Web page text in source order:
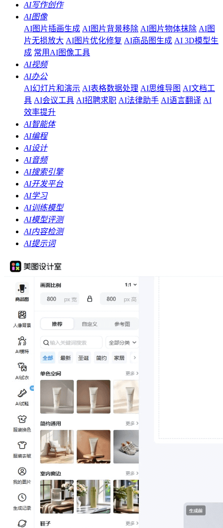
AI写作创作
AI图像
AI图片插画生成 AI图片背景移除 AI图片物体抹除 AI图
片无损放大 AI图片优化修复 AI商品图生成 AI 3D模型生
成 常用AI图像工具
AI视频
AI办公
AI幻灯片和演示 AI表格数据处理 AI思维导图 AI文档工
具 AI会议工具 AI招聘求职 AI法律助手 AI语言翻译 AI
效率提升
AI智能体
AI编程
AI设计
AI音频
AI搜索引擎
AI开发平台
AI学习
AI训练模型
AI模型评测
AI内容检测
AI提示词